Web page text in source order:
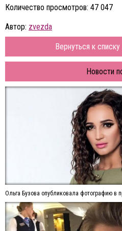
Количество просмотров: 47 047
Автор: zvezda
Вернуться к списку
Новости
Ольга Бузова опубликовала фотографию в